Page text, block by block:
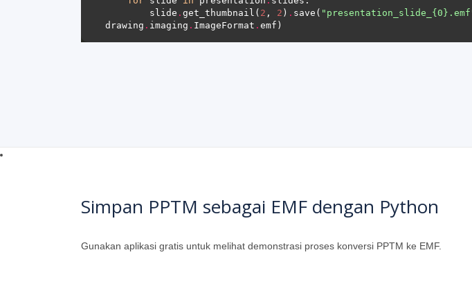
        slide
. get_thumbnail( 2 , 2 ) . save( "presentation_slide_ {0}
drawing . imaging . ImageFormat .
Simpan PPTM sebagai EMF dengan Python
Gunakan aplikasi gratis untuk melihat demonstrasi proses konversi PPTM ke EMF.